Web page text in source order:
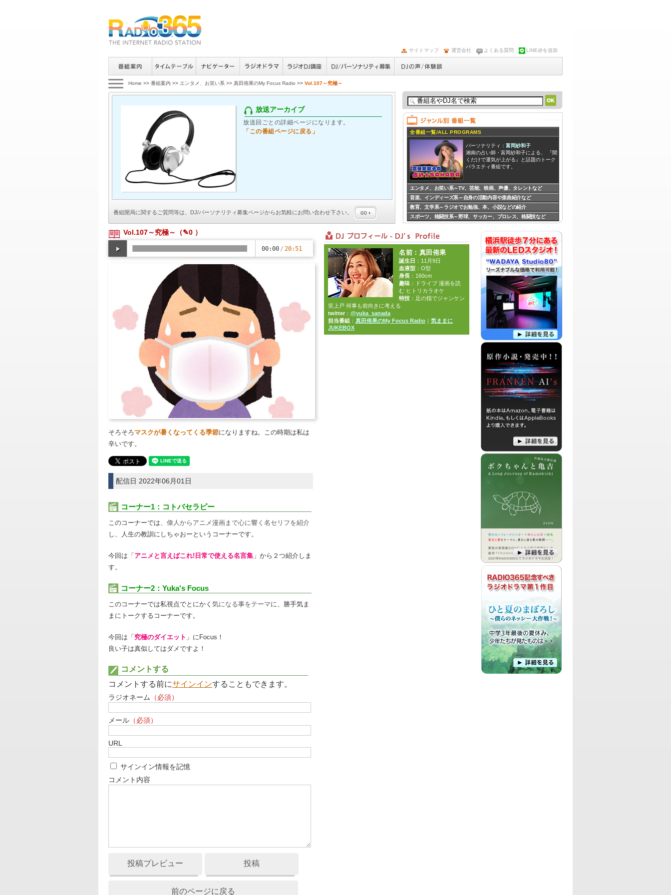
サイトマップ 運営会社 よくある質問 LINE@を追加
Home >> 番組案内 >> エンタメ、お笑い系 >> 真田侑果のMy Focus Radio >> Vol.107～究極～
放送アーカイブ
放送回ごとの詳細ページになります。
「この番組ページに戻る」
番組開局に関するご質問等は、 DJ/パーソナリティ募集ページからお気軽にお問い合わせ下さい。
Vol.107～究極～ （✎0 ）
00:00 / 20:51
そろそろマスクが暑くなってくる季節になりますね。この時期は私は
辛いです。
配信日 2022年06月01日
コーナー1：コトバセラピー
このコーナーでは、 偉人からアニメ漫画まで心に響く名セリフを紹介
し、人生の教訓にしちゃおーというコーナーです。
今回は「 アニメと言えばこれ!日常で使える名言集 」から２つ紹介しま
す。
コーナー2：Yuka's Focus
このコーナーでは私視点でとにかく 気になる事︎をテーマに、勝手気ま
まにトークするコーナーです。
今回は「 究極のダイエット 」にFocus！
良い子は真似してはダメですよ！
コメントする
コメントする前にサインインすることもできます。
ラジオネーム （必須）
メール （必須）
URL
サインイン情報を記憶
コメント内容
投稿プレビュー 投稿
前のページに戻る
名前 ：真田侑果
誕生日 ：11月9日
血液型 ：O型
身長 ：160cm
趣味 ：ドライブ 漫画を読
む ヒトリカラオケ
特技 ：足の指でジャンケン
笑上戸 何事も前向きに考える
twitter ： @yuka_sanada
担当番組 ： 真田侑果のMy Focus Radio
気ままに
JUKEBOX
全番組一覧/ALL PROGRAMS
パーソナリティ： 富岡紗和子
湘南の占い師・富岡紗和子による、 『聞
くだけで運気が上がる』と話題のトーク
バラエティ番組です。
パーソナリティ：DJ MIYUKI
DJ MIYUKIが、あなたの毎日をキラキラ
させ、アラフォー女性を応援する
Happy,Smile and Luckyな番組です。
パーソナリティ：中村舞、しおりん
エイジングケアアーティスト中村舞と、
アシスタントのしおりんによる、最近気
になるあんなことや、こんなことをピッ
クアップして話し合ったり、毎回テーマ
を決めて熱く語り合う番組です。
パーソナリティ：DJ アッキー
DJ アッキーが、大好きなアニメ作品に
ついてお喋りしたり、懐かしのアニメ
や、今話題のアニメやコミックについ
て、楽しくご紹介していきます。
パーソナリティ：アミーゴ
伝説のチャラじいアミーゴによる、人生
を楽しく、より素晴らしく、生きる方法
を探すためのバチャバチャ番組です！
パーソナリティ： 篠原まさこ
篠原教授こと篠原まさこによる、エンタ
ーテイメントから、アート、サイエン
ス、イベント情報などをお届けする番組
ごくごく普通の会社員であり、多趣味な
私おかみが、日々の生活の中で気になっ
ゆるーい番組です。
DJ Woopie
る、ファッション、美容、食べ物の情報
などをお伝えする番組です。
パーソナリティ：ちゃっぴー
指す「DJ ちゃっぴー」がお送りする、
お気に入り情報、ハワイに関する情報を
パーソナリティ：島田洋子
元劇団四季ナレーター島田洋子が、舞
台・映画・テレビなどのエンタメを熱く
語る、バラエティ情報番組です。
パーソナリティ：Leo
エンタメ、お笑い系～TV、芸能、映画、声優、タレントなど
音楽、インディーズ系～自身の活動内容や楽曲紹介など
教育、文学系～ラジオでお勉強、本、小説などの紹介
スポーツ、格闘技系～野球、サッカー、プロレス、格闘技など